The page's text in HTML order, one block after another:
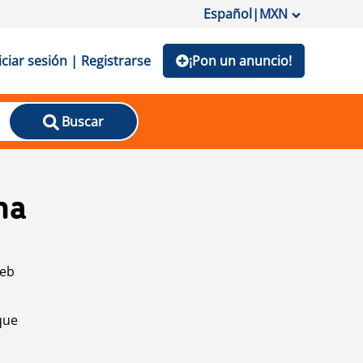
Español|MXN
sesión | Registrarse ¡Pon un anuncio!
Buscar